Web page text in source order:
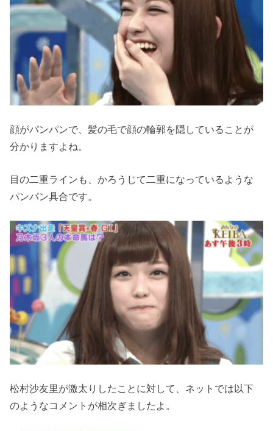
顔がパンパンで、髪の毛で顔の輪郭を隠していることが
分かりますよね。
目の二重ラインも、かろうじて二重になっているような
パンパン具合です。
松村沙友里が激太りしたことに対して、ネットでは以下
のようなコメントが相次ぎましたよ。